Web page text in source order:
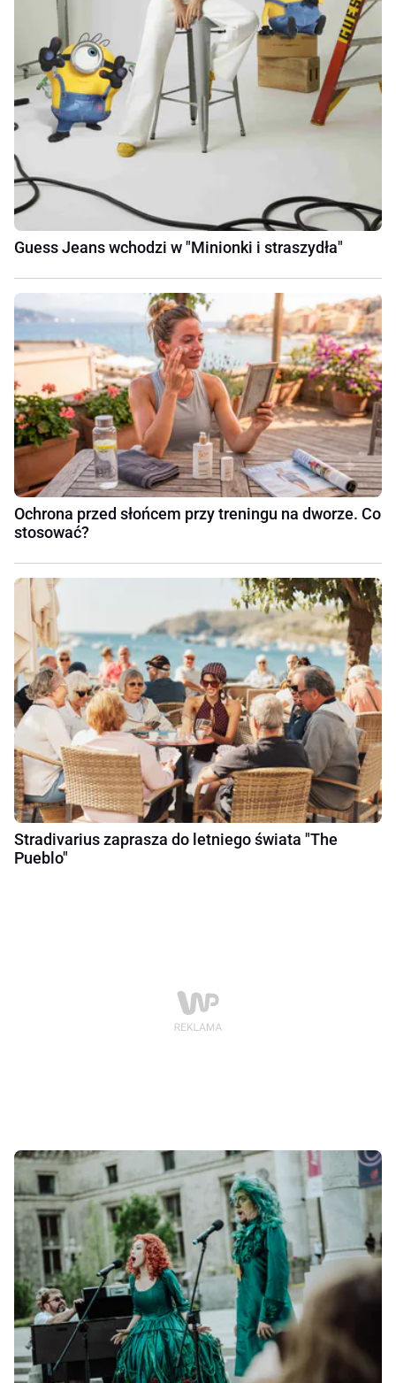
Guess Jeans wchodzi w "Minionki i straszydła"
Ochrona przed słońcem przy treningu na dworze. Co
stosować?
Stradivarius zaprasza do letniego świata "The
Pueblo"